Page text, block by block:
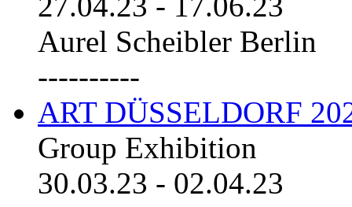
Aurel Scheibler Berlin
----------
ART DÜSSELDORF
Group Exhibition
30.03.23 - 02.04.23